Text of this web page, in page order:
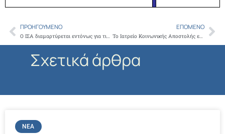
Prev
ΠΡΟΗΓΟΎΜΕΝΟ
Ο ΙΣΑ διαμαρτύρεται εντόνως για τις σοβαρές δυσλειτουργίες που παρουσιάζει το Γενικό Νοσοκομείο Λήμνου εξαιτίας της μεγάλης υποστελέχωσής του
ΕΠΌΜΕΝΟ
Το Ιατρείο Κοινωνικής Αποστολής επισκέφθηκαν 24 φοιτητές από τις ΗΠΑ
Σχετικά άρθρα
ΝΈΑ